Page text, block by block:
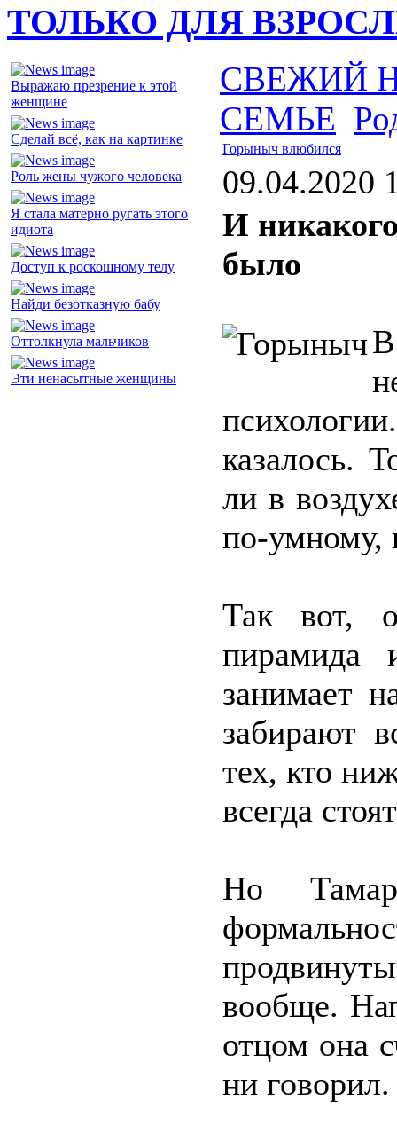
ТОЛЬКО ДЛЯ
Выражаю презрение к этой
женщине
Сделай всё, как на картинке
Роль жены чужого человека
Я стала матерно ругать этого
идиота
Доступ к роскошному телу
Найди безотказную бабу
Оттолкнула мальчиков
Эти ненасытные женщины
СВЕЖИЙ
СЕМЬЕ
Горыныч влюбился
09.04.2020
И
было
казалось.
ли в
по-умному,
Так вот,
пирамида
занимает
забирают
тех, кто
всегда
Но
вообще.
отцом она
ни говорил.